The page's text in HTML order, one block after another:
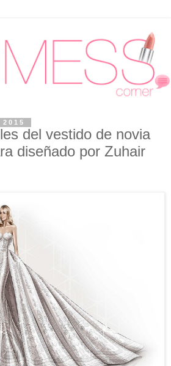
del vestido de novia
diseñado por Zuhair